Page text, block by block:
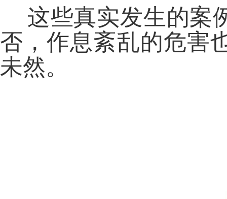
这些真实发生的案
否，作息紊乱的危害
未然。